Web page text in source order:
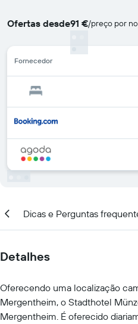
Ofertas desde91 €/preço por
Fornecedor
Dicas e Perguntas
Detalhes
Oferecendo uma localização
Mergentheim, o Stadthotel
Mergentheim. É oferecido